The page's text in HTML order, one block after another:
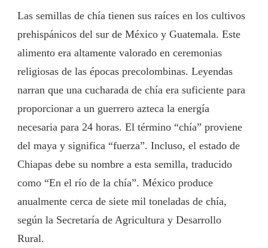
Las semillas de chía tienen sus raíces en los cultivos
prehispánicos del sur de México y Guatemala. Este
alimento era altamente valorado en ceremonias
religiosas de las épocas precolombinas. Leyendas
narran que una cucharada de chía era suficiente para
proporcionar a un guerrero azteca la energía
necesaria para 24 horas. El término “chía” proviene
del maya y significa “fuerza”. Incluso, el estado de
Chiapas debe su nombre a esta semilla, traducido
como “En el río de la chía”. México produce
anualmente cerca de siete mil toneladas de chía,
según la Secretaría de Agricultura y Desarrollo
Rural.